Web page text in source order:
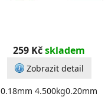
259 Kčskladem
Zobrazit detail
0.18mm 4.500kg0.20mm